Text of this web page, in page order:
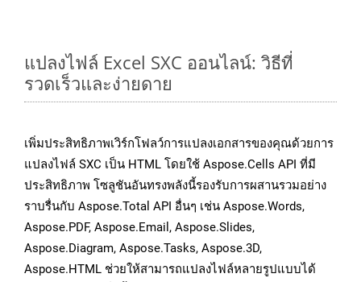
แปลงไฟล์ Excel SXC ออนไลน์: วิธีที่
รวดเร็วและง่ายดาย
เพิ่มประสิทธิภาพเวิร์กโฟลว์การแปลงเอกสารของคุณด้วยการ
แปลงไฟล์ SXC เป็น HTML โดยใช้ Aspose.Cells API ที่มี
ประสิทธิภาพ โซลูชันอันทรงพลังนี้รองรับการผสานรวมอย่าง
ราบรื่นกับ Aspose.Total API อื่นๆ เช่น Aspose.Words,
Aspose.PDF, Aspose.Email, Aspose.Slides,
Aspose.Diagram, Aspose.Tasks, Aspose.3D,
Aspose.HTML ช่วยให้สามารถแปลงไฟล์หลายรูปแบบได้